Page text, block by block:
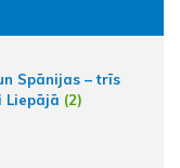
Spānijas – trīs
Liepājā (2)